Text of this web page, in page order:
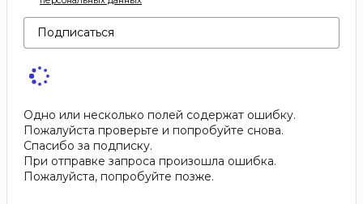
Подписаться
Одно или несколько полей содержат ошибку.
Пожалуйста проверьте и попробуйте снова.
Спасибо за подписку.
При отправке запроса произошла ошибка.
Пожалуйста, попробуйте позже.